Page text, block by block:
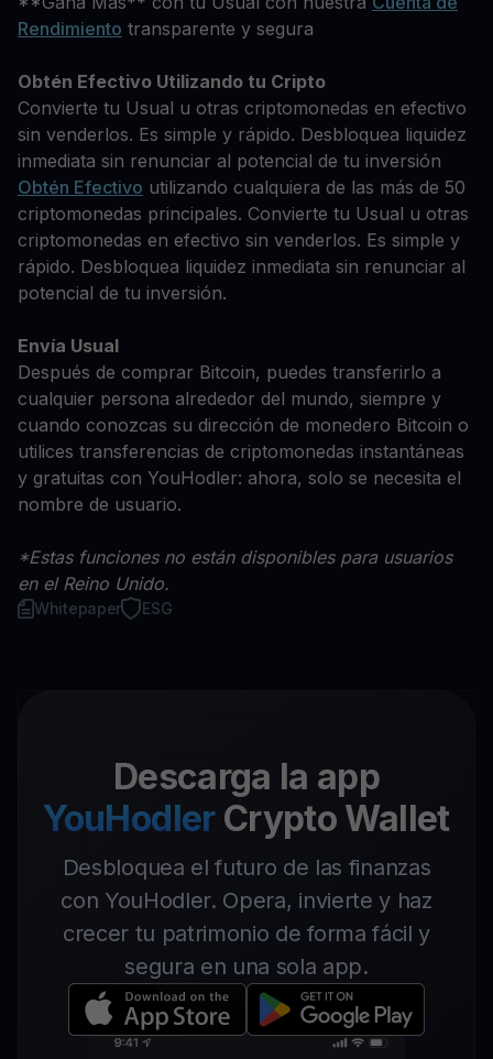
Rendimiento transparente y segura
Obtén Efectivo Utilizando tu Cripto
Convierte tu Usual u otras criptomonedas en efectivo
sin venderlos. Es simple y rápido. Desbloquea liquidez
inmediata sin renunciar al potencial de tu inversión
Obtén Efectivo utilizando cualquiera de las más de 50
criptomonedas principales. Convierte tu Usual u otras
criptomonedas en efectivo sin venderlos. Es simple y
rápido. Desbloquea liquidez inmediata sin renunciar al
potencial de tu inversión.
Envía Usual
Después de comprar Bitcoin, puedes transferirlo a
cualquier persona alrededor del mundo, siempre y
cuando conozcas su dirección de monedero Bitcoin o
utilices transferencias de criptomonedas instantáneas
y gratuitas con YouHodler: ahora, solo se necesita el
nombre de usuario.
*Estas funciones no están disponibles para usuarios
en el Reino Unido.
Whitepaper ESG
Descarga la app
YouHodler Crypto Wallet
Desbloquea el futuro de las finanzas
con YouHodler. Opera, invierte y haz
crecer tu patrimonio de forma fácil y
segura en una sola app.